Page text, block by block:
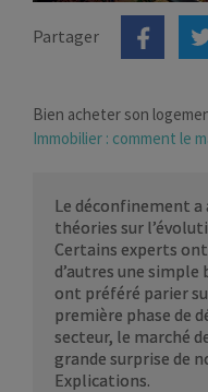
Partager
Bien acheter son
Immobilier : comment le
Le déconfinement
théories sur
Certains experts
d’autres une simple
ont préféré parier
première phase de
secteur, le marché
grande surprise de
Explications.